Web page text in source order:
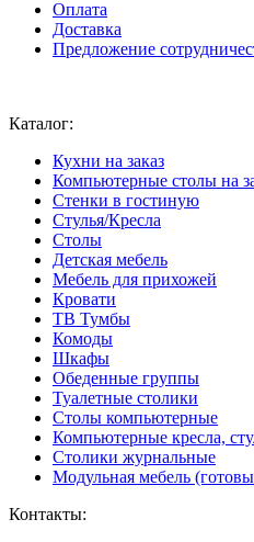
Оплата
Доставка
Предложение
Каталог:
Кухни на заказ
Компьютерные столы на
Стенки в гостиную
Стулья/Кресла
Столы
Детская мебель
Мебель для прихожей
Кровати
ТВ Тумбы
Комоды
Шкафы
Обеденные группы
Туалетные столики
Столы компьютерные
Компьютерные кресла,
Столики журнальные
Модульная мебель
Контакты: